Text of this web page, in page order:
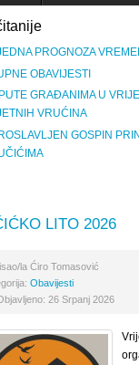
PROGNOZA
OBAVIJESTI
GRAĐANIMA U
VRUĆINA
GOSPIN
LITO 2026
la Ćiro Tomasović
Obavijesti
26 Srpanj 2026